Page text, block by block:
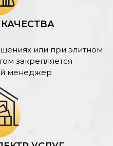
или при элитном
закрепляется
менеджер